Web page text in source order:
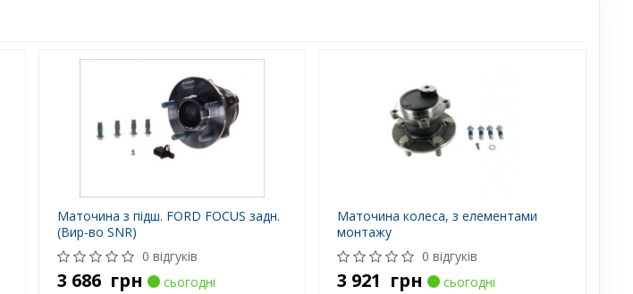
Маточина з підш. FORD FOCUS задн.
(Вир-во SNR)
0 відгуків
3 686 грн
сьогодні
Маточина колеса, з елементами
монтажу
0 відгуків
3 921 грн
сьогодні